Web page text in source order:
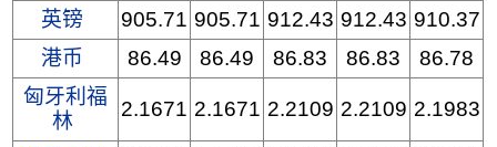
英镑
905.71 905.71 912.43 912.43 910.37
港币
86.49 86.49 86.83 86.83
86.78
匈牙利福
林
2.1671 2.1671 2.2109 2.2109 2.1983